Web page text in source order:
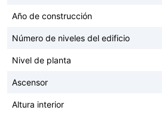
Año de construcción
Número de niveles del edificio
Nivel de planta
Ascensor
Altura interior